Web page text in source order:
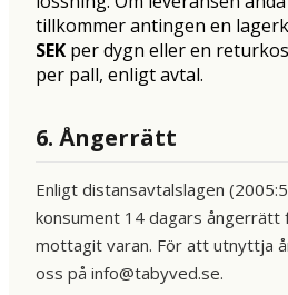
tillkommer antingen en
SEK per dygn eller en
per pall, enligt avtal.
6. Ångerrätt
Enligt distansavtalslagen
konsument 14 dagars ångerrätt
mottagit varan. För att utnyttja
oss på info@tabyved.se.